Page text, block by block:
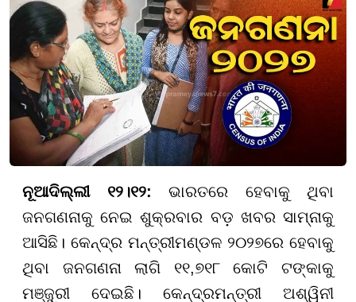
ନୂଆଦିଲ୍ଲୀ ୧୨।୧୨: ଭାରତରେ ହେବାକୁ ଥିବା
ଜନଗଣନାକୁ ନେଇ ଶୁକ୍ରବାର ବଡ଼ ଖବର ସାମ୍ନାକୁ
ଆସିଛି। କେନ୍ଦ୍ର ମନ୍ତ୍ରୀମଣ୍ଡଳ ୨୦୨୭ରେ ହେବାକୁ
ଥିବା ଜନଗଣନା ଲାଗି ୧୧,୭୧୮ କୋଟି ଟଙ୍କାକୁ
ମଞ୍ଜୁରୀ ଦେଇଛି। କେନ୍ଦ୍ରମନ୍ତ୍ରୀ ଅଶ୍ୱିନୀ